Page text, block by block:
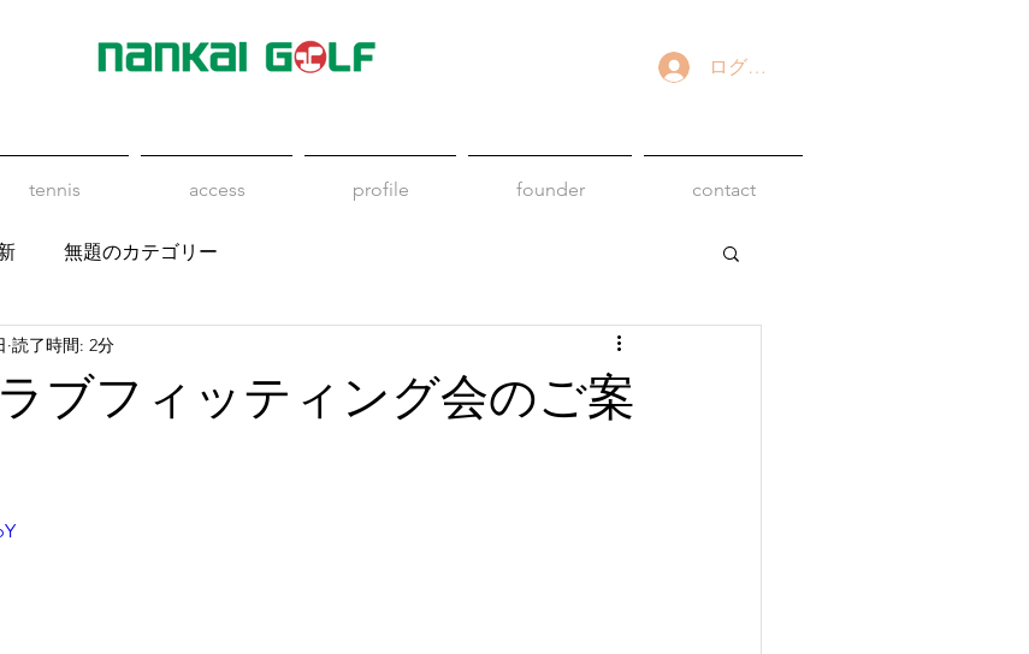
ログイン
tennis access profile founder contact
無題のカテゴリー
ブフィッティング会のご案
読了時間: 2分